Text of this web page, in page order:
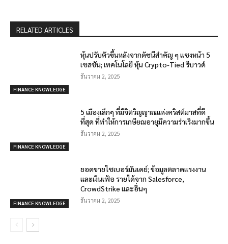
RELATED ARTICLES
FINANCE KNOWLEDGE
หุ้นปรับตัวขึ้นหลังจากดัชนีสำคัญ ๆ แซงหน้า 5
เซสชัน; เทคโนโลยี หุ้น Crypto-Tied รีบาวด์
ธันวาคม 2, 2025
FINANCE KNOWLEDGE
5 เมืองเล็กๆ ที่มีจิตวิญญาณแห่งคริสต์มาสที่ดี
ที่สุด ที่ทำให้การเกษียณอายุมีความร่าเริงมากขึ้น
ธันวาคม 2, 2025
FINANCE KNOWLEDGE
ยอดขายไซเบอร์มันเดย์; ข้อมูลตลาดแรงงาน
และเงินเฟ้อ รายได้จาก Salesforce,
CrowdStrike และอื่นๆ
ธันวาคม 2, 2025